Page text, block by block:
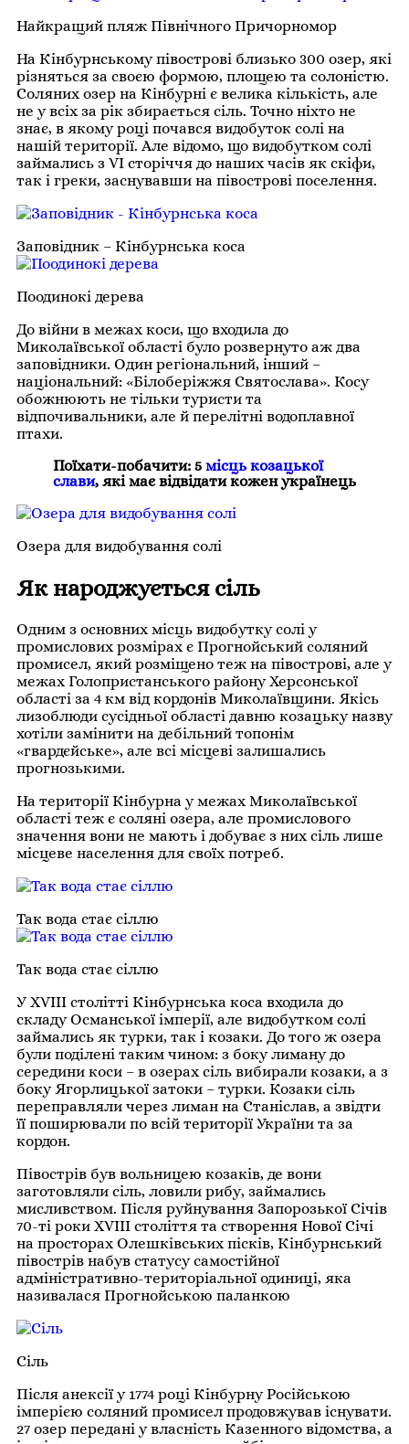
Найкращий пляж Північного Причорномор
На Кінбурнському півострові близько 300 озер, які
різняться за своєю формою, площею та солоністю.
Соляних озер на Кінбурні є велика кількість, але
не у всіх за рік збирається сіль. Точно ніхто не
знає, в якому році почався видобуток солі на
нашій території. Але відомо, що видобутком солі
займались з VI сторіччя до наших часів як скіфи,
так і греки, заснувавши на півострові поселення.
Заповідник – Кінбурнська коса
Поодинокі дерева
До війни в межах коси, що входила до
Миколаївської області було розвернуто аж два
заповідники. Один регіональний, інший –
національний: «Білоберіжжя Святослава». Косу
обожнюють не тільки туристи та
відпочивальники, але й перелітні водоплавної
птахи.
Поїхати-побачити: 5 місць козацької
слави, які має відвідати кожен українець
Озера для видобування солі
Як народжується сіль
Одним з основних місць видобутку солі у
промислових розмірах є Прогнойський соляний
промисел, який розміщено теж на півострові, але у
межах Голопристанського району Херсонської
області за 4 км від кордонів Миколаївщини. Якісь
лизоблюди сусідньої області давню козацьку назву
хотіли замінити на дебільний топонім
«гвардєйське», але всі місцеві залишались
прогнозькими.
На території Кінбурна у межах Миколаївської
області теж є соляні озера, але промислового
значення вони не мають і добуває з них сіль лише
місцеве населення для своїх потреб.
Так вода стає сіллю
Так вода стає сіллю
У XVIII столітті Кінбурнська коса входила до
складу Османської імперії, але видобутком солі
займались як турки, так і козаки. До того ж озера
були поділені таким чином: з боку лиману до
середини коси – в озерах сіль вибирали козаки, а з
боку Ягорлицької затоки – турки. Козаки сіль
переправляли через лиман на Станіслав, а звідти
її поширювали по всій території України та за
кордон.
Півострів був вольницею козаків, де вони
заготовляли сіль, ловили рибу, займались
мисливством. Після руйнування Запорозької Січів
70-ті роки XVIII століття та створення Нової Січі
на просторах Олешківських пісків, Кінбурнський
півострів набув статусу самостійної
адміністративно-територіальної одиниці, яка
називалася Прогнойською паланкою
Сіль
Після анексії у 1774 році Кінбурну Російською
імперією соляний промисел продовжував існувати.
27 озер передані у власність Казенного відомства, а